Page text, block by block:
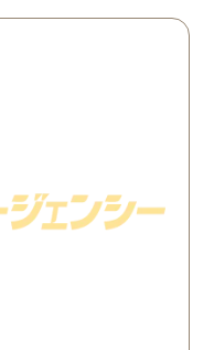
行動パターンを伝え、予
必要な不倫の証拠も手に
れることができました。